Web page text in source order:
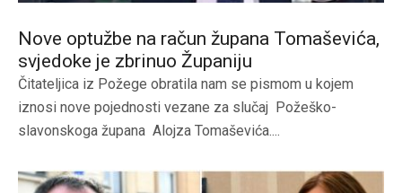
Nove optužbe na račun župana Tomaševića,
svjedoke je zbrinuo Županiju
Čitateljica iz Požege obratila nam se pismom u kojem
iznosi nove pojednosti vezane za slučaj Požeško-
slavonskoga župana Alojza Tomaševića....